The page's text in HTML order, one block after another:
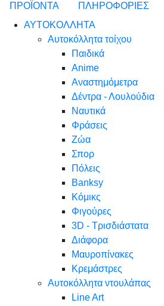
ΠΡΟΪΟΝΤΑ
ΠΛΗΡΟΦΟΡΙΕΣ
ΑΥΤΟΚΟΛΛΗΤΑ
Αυτοκόλλητα τοίχου
Παιδικά
Anime
Αναστημόμετρα
Δέντρα - Λουλούδια
Ναυτικά
Φράσεις
Ζώα
Σπορ
Πόλεις
Banksy
Κόμικς
Φιγούρες
3D - Τρισδιάστατα
Διάφορα
Μαυροπίνακες
Κρεμάστρες
Αυτοκόλλητα ντουλάπας
Line Art